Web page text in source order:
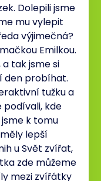
Dolepili jsme
mu vylepit
výjimečná?
Emilkou.
tak jsme si
den probíhat.
tužku a
podívali, kde
k tomu
lepší
u Svět zvířat,
zde můžeme
mezi zvířátky